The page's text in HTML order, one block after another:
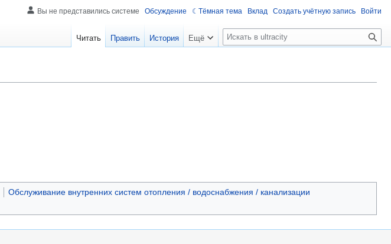
Обслуживание внутренних систем отопления / водоснабжения / канализации
Вы не представились системе Обсуждение Тёмная тема Вклад Создать учётную запись Войти
Читать Править История Ещё
П
о
к